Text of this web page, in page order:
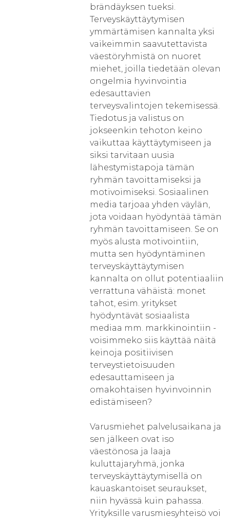
brändäyksen tueksi.
Terveyskäyttäytymisen
ymmärtämisen kannalta yksi
vaikeimmin saavutettavista
väestöryhmistä on nuoret
miehet, joilla tiedetään olevan
ongelmia hyvinvointia
edesauttavien
terveysvalintojen tekemisessä.
Tiedotus ja valistus on
jokseenkin tehoton keino
vaikuttaa käyttäytymiseen ja
siksi tarvitaan uusia
lähestymistapoja tämän
ryhmän tavoittamiseksi ja
motivoimiseksi. Sosiaalinen
media tarjoaa yhden väylän,
jota voidaan hyödyntää tämän
ryhmän tavoittamiseen. Se on
myös alusta motivointiin,
mutta sen hyödyntäminen
terveyskäyttäytymisen
kannalta on ollut potentiaaliin
verrattuna vähäistä: monet
tahot, esim. yritykset
hyödyntävät sosiaalista
mediaa mm. markkinointiin -
voisimmeko siis käyttää näitä
keinoja positiivisen
terveystietoisuuden
edesauttamiseen ja
omakohtaisen hyvinvoinnin
edistämiseen?
Varusmiehet palvelusaikana ja
sen jälkeen ovat iso
väestönosa ja laaja
kuluttajaryhmä, jonka
terveyskäyttäytymisellä on
kauaskantoiset seuraukset,
niin hyvässä kuin pahassa.
Yrityksille varusmiesyhteisö voi